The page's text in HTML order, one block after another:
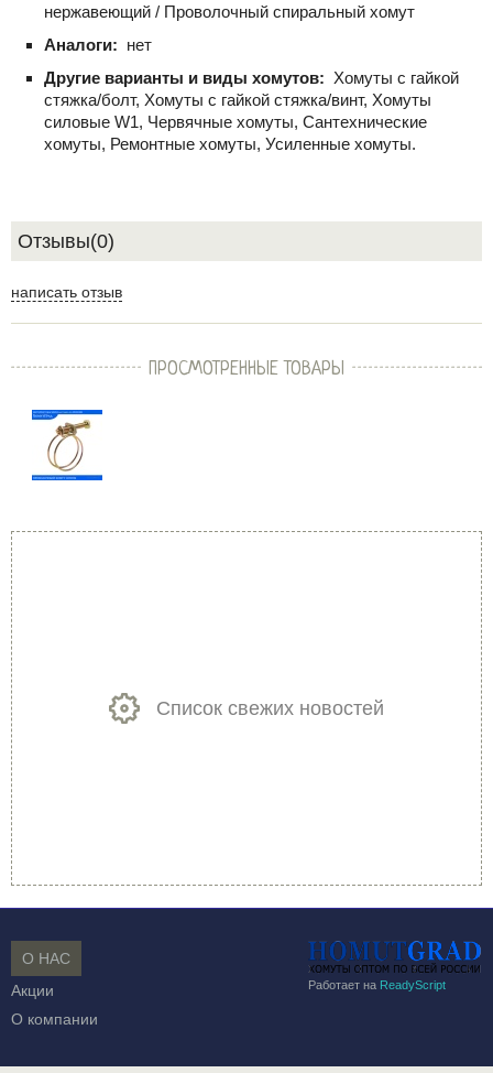
нержавеющий / Проволочный спиральный хомут
Аналоги: нет
Другие варианты и виды хомутов: Хомуты с гайкой
стяжка/болт, Хомуты с гайкой стяжка/винт, Хомуты
силовые W1, Червячные хомуты, Сантехнические
хомуты, Ремонтные хомуты, Усиленные хомуты.
Отзывы(0)
написать отзыв
ПРОСМОТРЕННЫЕ ТОВАРЫ
Список свежих новостей
Работает на ReadyScript
О НАС
Акции
О компании